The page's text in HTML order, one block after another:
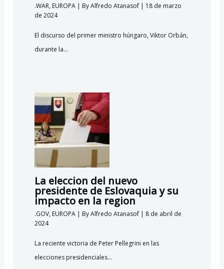
.WAR, EUROPA| ByAlfredo Atanasof | 18 de marzo
de 2024
El discurso del primer ministro húngaro, Viktor Orbán,
durante la…
La eleccion del nuevo
presidente de Eslovaquia y su
impacto en la region
.GOV, EUROPA| ByAlfredo Atanasof | 8 de abril de
2024
La reciente victoria de Peter Pellegrini en las
elecciones presidenciales…